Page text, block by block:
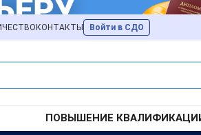
КОНТАКТЫ Войти в СДО
ПОВЫШЕНИЕ